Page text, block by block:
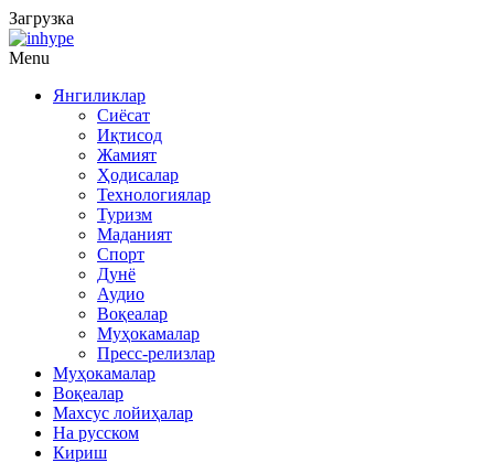
Загрузка
Menu
Янгиликлар
Сиёсат
Иқтисод
Жамият
Ҳодисалар
Технологиялар
Туризм
Маданият
Спорт
Дунё
Аудио
Воқеалар
Муҳокамалар
Пресс-релизлар
Муҳокамалар
Воқеалар
Махсус лойиҳалар
На русском
Кириш